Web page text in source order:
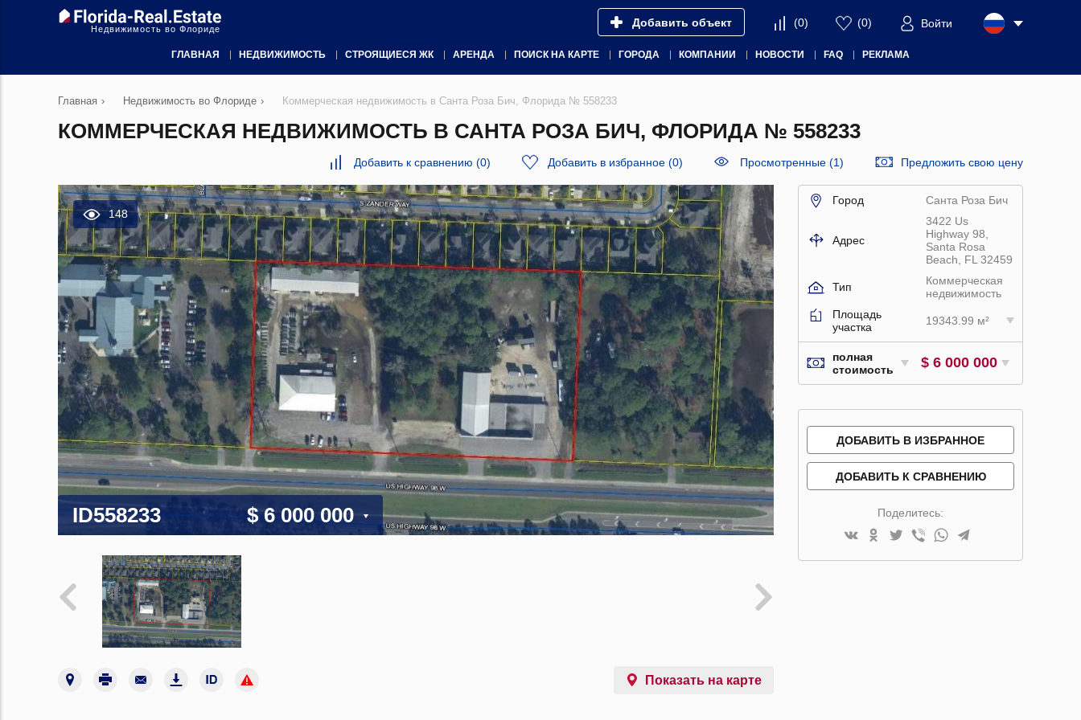
Недвижимость во Флориде Добавить объект (0) (0) Войти
ГЛАВНАЯ НЕДВИЖИМОСТЬ СТРОЯЩИЕСЯ ЖК АРЕНДА ПОИСК НА КАРТЕ ГОРОДА КОМПАНИИ НОВОСТИ FAQ РЕКЛАМА
Главная › Недвижимость во Флориде › Коммерческая недвижимость в Санта Роза Бич, Флорида № 558233
КОММЕРЧЕСКАЯ НЕДВИЖИМОСТЬ В САНТА РОЗА БИЧ, ФЛОРИДА № 558233
Добавить к сравнению (0) Добавить в избранное (0) Просмотренные (1) Предложить свою цену
148
ID558233 $ 6 000 000
Показать на карте
Город Санта Роза Бич
Адрес
3422 Us
Highway 98,
Santa Rosa
Beach, FL 32459
Тип
Коммерческая
недвижимость
Площадь
участка
19343.99 м²
полная
стоимость
$ 6 000 000
ДОБАВИТЬ В ИЗБРАННОЕ
ДОБАВИТЬ К СРАВНЕНИЮ
Поделитесь: